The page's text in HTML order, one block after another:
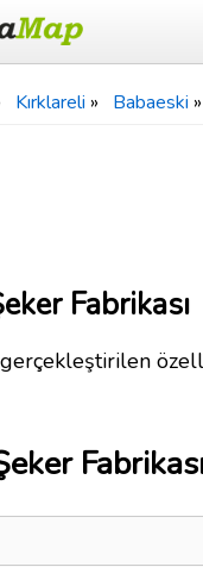
Kırklareli » Babaeski »
Fabrikası